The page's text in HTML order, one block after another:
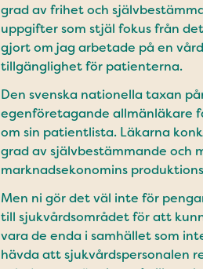
grad av frihet och
uppgifter som stjäl fokus från
gjort om jag arbetade på en
tillgänglighet för patienterna.
Den svenska nationella taxan
egenföretagande allmänläkare
om sin patientlista. Läkarna
grad av självbestämmande och
marknadsekonomins
Men ni gör det väl inte för
till sjukvårdsområdet för att
vara de enda i samhället som
hävda att sjukvårdspersonalen